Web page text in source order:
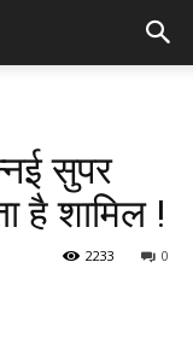
सुपर
है शामिल !
0
2233